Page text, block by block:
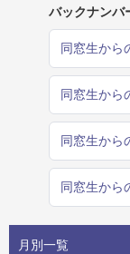
バックナンバ
同窓生から
同窓生から
同窓生から
同窓生から
月別一覧